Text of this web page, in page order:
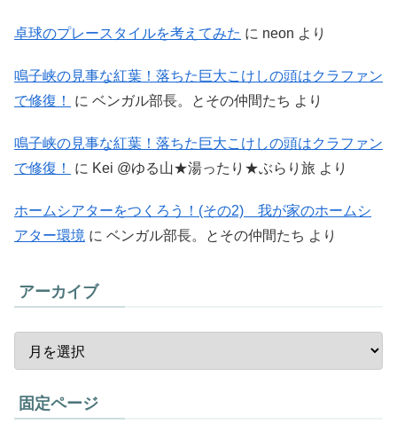
卓球のプレースタイルを考えてみた に neon より
鳴子峡の見事な紅葉！落ちた巨大こけしの頭はクラファン
で修復！
に ベンガル部長。とその仲間たち より
鳴子峡の見事な紅葉！落ちた巨大こけしの頭はクラファン
で修復！
に Kei @ゆる山★湯ったり★ぶらり旅 より
ホームシアターをつくろう！(その2) 我が家のホームシ
アター環境 に ベンガル部長。とその仲間たち より
アーカイブ
固定ページ